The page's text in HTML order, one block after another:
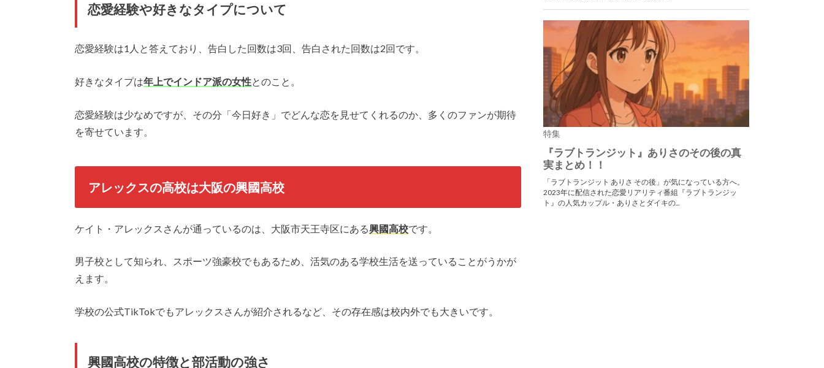
恋愛経験や好きなタイプについて
恋愛経験は1人と答えており、告白した回数は3回、告白された回数は2回です。
好きなタイプは年上でインドア派の女性とのこと。
恋愛経験は少なめですが、その分「今日好き」でどんな恋を見せてくれるのか、多くのファンが期待
を寄せています。
アレックスの高校は大阪の興國高校
ケイト・アレックスさんが通っているのは、大阪市天王寺区にある興國高校です。
男子校として知られ、スポーツ強豪校でもあるため、活気のある学校生活を送っていることがうかが
えます。
学校の公式TikTokでもアレックスさんが紹介されるなど、その存在感は校内外でも大きいです。
興國高校の特徴と部活動の強さ